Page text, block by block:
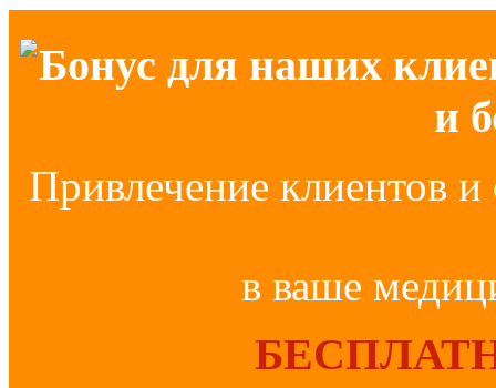
Бонус для наших
и
Привлечение клиентов и
в ваше